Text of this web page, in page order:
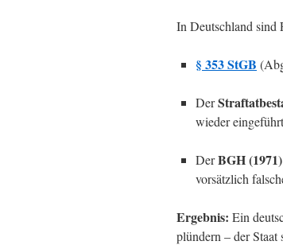
In Deutschland sind
§ 353 StGB
Der
wieder
DerBGH (1971)
vorsätzlich
Ergebnis: Ein
plündern – der Staat